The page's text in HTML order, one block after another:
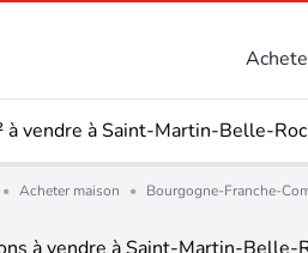
à vendre à Saint-Martin-Belle-
• Acheter maison • Bourgogne-Franche-